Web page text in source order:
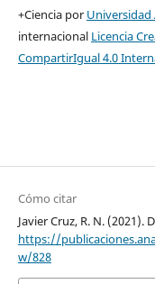
+Ciencia por Universidad
internacional Licencia
CompartirIgual 4.0
Cómo citar
Javier Cruz, R. N. (2021).
https://
w/828